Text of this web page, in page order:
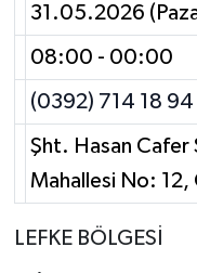
31.05.2026
08:00 - 00:00
(0392) 714 18 94
Şht. Hasan Cafer
Mahallesi No: 12,
LEFKE BÖLGESİ